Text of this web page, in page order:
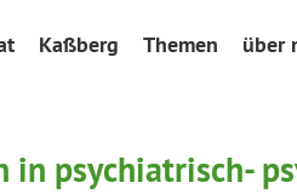
Kaßberg Themen über
psychiatrisch-